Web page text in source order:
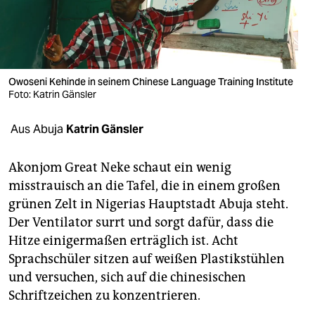
wahrheit
verlag
verlag
veranstaltungen
fragen & hilfe
unterstützen
abo
genossenschaft
epaper login
Owoseni Kehinde in seinem Chinese Language Training Institute
Foto: Katrin Gänsler
Aus Abuja Katrin Gänsler
Akonjom Great Neke schaut ein wenig
misstrauisch an die Tafel, die in einem großen
grünen Zelt in Nigerias Hauptstadt Abuja steht.
Der Ventilator surrt und sorgt dafür, dass die
Hitze einigermaßen erträglich ist. Acht
Sprachschüler sitzen auf weißen Plastikstühlen
und versuchen, sich auf die chinesischen
Schriftzeichen zu konzentrieren.